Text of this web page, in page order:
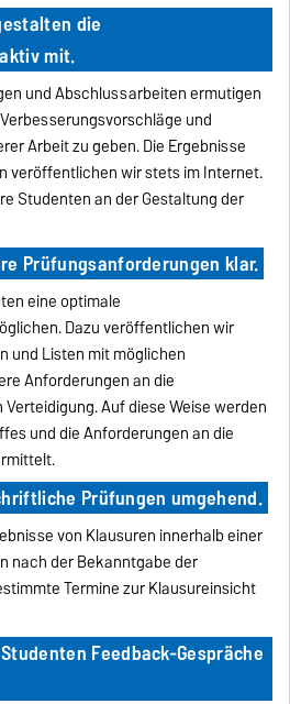
die
mit.
und Abschlussarbeiten ermutigen
und
Arbeit zu geben. Die Ergebnisse
veröffentlichen wir stets im Internet.
Studenten an der Gestaltung der
Prüfungsanforderungen klar.
eine optimale
Dazu veröffentlichen wir
und Listen mit möglichen
Anforderungen an die
Auf diese Weise werden
und die Anforderungen an die
Prüfungen umgehend.
von Klausuren innerhalb einer
nach der Bekanntgabe der
Termine zur Klausureinsicht
Feedback-Gespräche